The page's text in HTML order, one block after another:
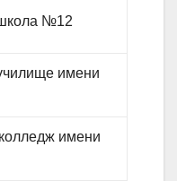
№12
имени
имени